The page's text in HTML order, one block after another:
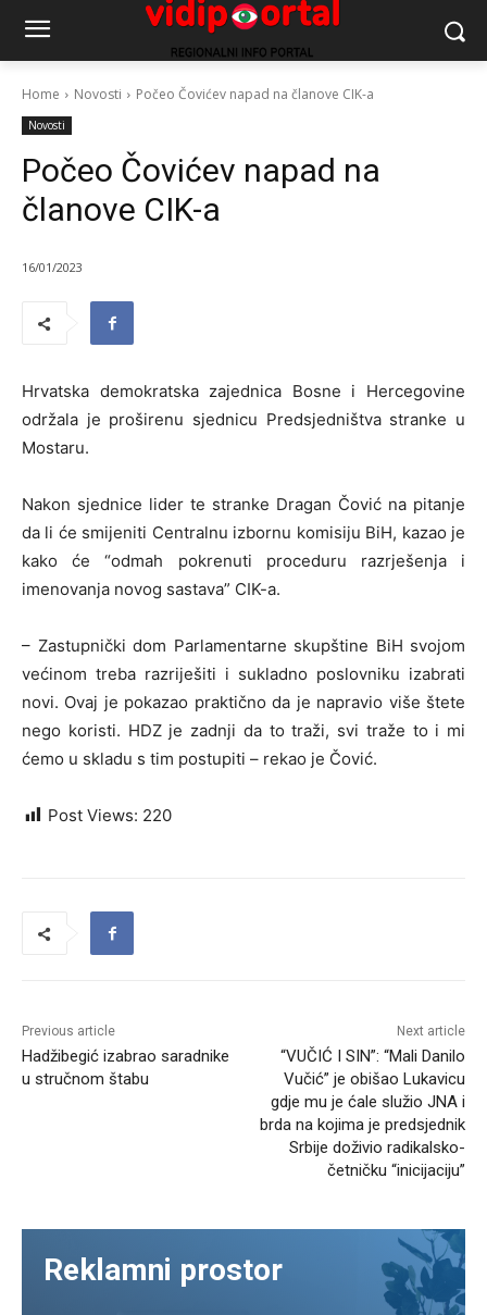
Home Novosti Počeo Čovićev napad na članove CIK-a
Novosti
Počeo Čovićev napad na
članove CIK-a
16/01/2023
Hrvatska demokratska zajednica Bosne i Hercegovine
održala je proširenu sjednicu Predsjedništva stranke u
Mostaru.
Nakon sjednice lider te stranke Dragan Čović na pitanje
da li će smijeniti Centralnu izbornu komisiju BiH, kazao je
kako će “odmah pokrenuti proceduru razrješenja i
imenovanja novog sastava” CIK-a.
– Zastupnički dom Parlamentarne skupštine BiH svojom
većinom treba razriješiti i sukladno poslovniku izabrati
novi. Ovaj je pokazao praktično da je napravio više štete
nego koristi. HDZ je zadnji da to traži, svi traže to i mi
ćemo u skladu s tim postupiti – rekao je Čović.
Post Views: 220
Previous article
Hadžibegić izabrao saradnike
u stručnom štabu
Next article
“VUČIĆ I SIN”: “Mali Danilo
Vučić” je obišao Lukavicu
gdje mu je ćale služio JNA i
brda na kojima je predsjednik
Srbije doživio radikalsko-
četničku “inicijaciju”
Reklamni prostor